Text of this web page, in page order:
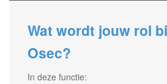
Wat wordt jouw rol
Osec?
In deze functie: